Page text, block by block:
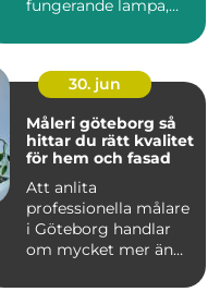
fungerande lampa,
ventilationsan...
30. jun
Måleri göteborg så
hittar du rätt kvalitet
för hem och fasad
Att anlita
professionella målare
i Göteborg handlar
om mycket mer än
på vägga...